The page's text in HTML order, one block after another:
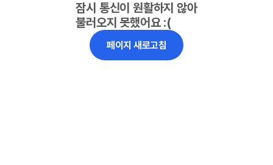
잠시 통신이 원활하지 않아
불러오지 못했어요 :(
페이지 새로고침